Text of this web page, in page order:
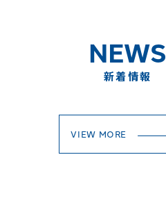
NEWS
新着情報
VIEW MORE